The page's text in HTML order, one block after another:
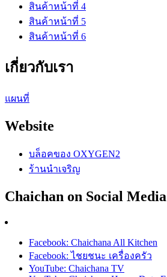
สินค้าหน้าที่ 4
สินค้าหน้าที่ 5
สินค้าหน้าที่ 6
เกี่ยวกับเรา
แผนที่
Website
บล็อคของ OXYGEN2
ร้านนำเจริญ
Chaichan on Social Media
Facebook: Chaichana All Kitchen
Facebook: ไชยชนะ เครื่องครัว
YouTube: Chaichana TV